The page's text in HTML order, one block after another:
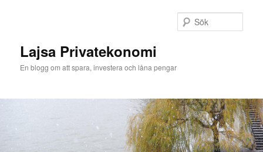
Lajsa Privatekonomi
En blogg om att spara, investera och låna pengar